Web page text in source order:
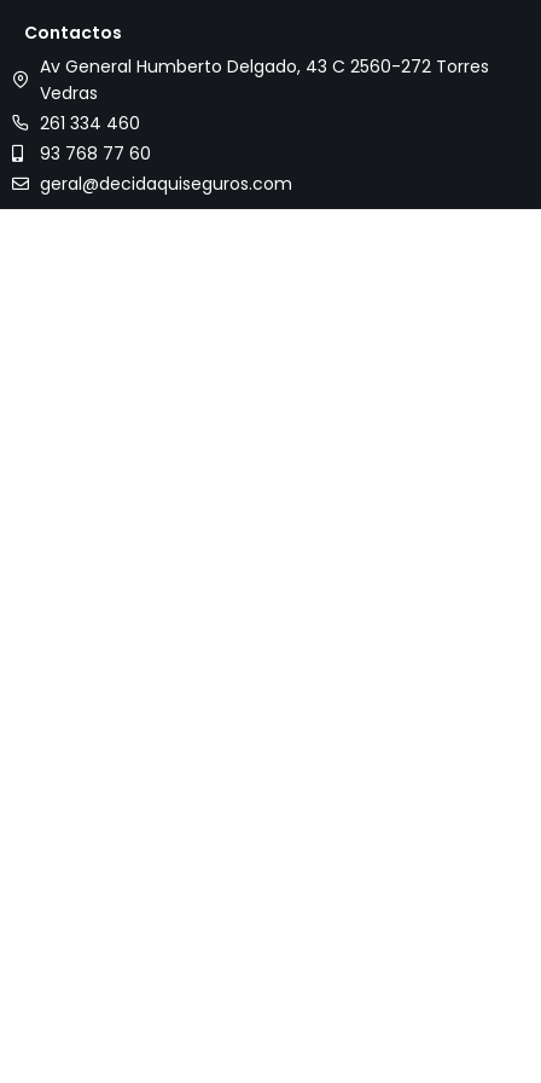
Avançar
para
o
conteúdo
Contactos
Av General Humberto Delgado, 43 C 2560-272 Torres
Vedras
261 334 460
93 768 77 60
geral@decidaquiseguros.com